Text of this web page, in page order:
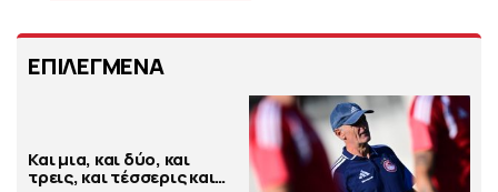
ΕΠΙΛΕΓΜΕΝΑ
Και μια, και δύο, και
τρεις, και τέσσερις και…